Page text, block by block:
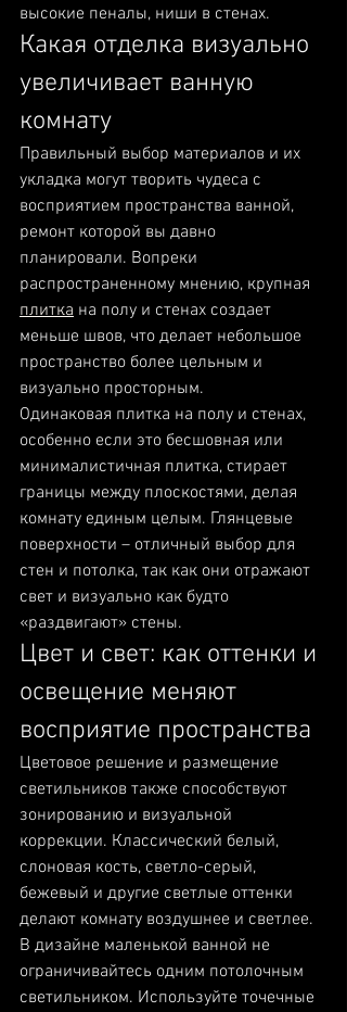
высокие пеналы, ниши в стенах.
Какая отделка визуально
увеличивает ванную
комнату
Правильный выбор материалов и их
укладка могут творить чудеса с
восприятием пространства ванной,
ремонт которой вы давно
планировали. Вопреки
распространенному мнению, крупная
плитка на полу и стенах создает
меньше швов, что делает небольшое
пространство более цельным и
визуально просторным.
Одинаковая плитка на полу и стенах,
особенно если это бесшовная или
минималистичная плитка, стирает
границы между плоскостями, делая
комнату единым целым. Глянцевые
поверхности – отличный выбор для
стен и потолка, так как они отражают
свет и визуально как будто
«раздвигают» стены.
Цвет и свет: как оттенки и
освещение меняют
восприятие пространства
Цветовое решение и размещение
светильников также способствуют
зонированию и визуальной
коррекции. Классический белый,
слоновая кость, светло-серый,
бежевый и другие светлые оттенки
делают комнату воздушнее и светлее.
В дизайне маленькой ванной не
ограничивайтесь одним потолочным
светильником. Используйте точечные